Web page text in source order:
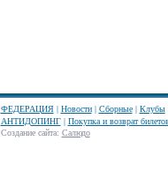
ФЕДЕРАЦИЯ| Новости| Сборные| Клубы
АНТИДОПИНГ| Покупка и возврат
Создание сайта: Салюдо